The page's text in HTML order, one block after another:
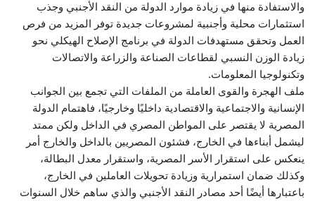
والاستفادة منها في زيادة موارد الدولة من النقد الأجنبي وجذب
استثمارات محلية وأجنبية لمشروعات جديدة توفر المزيد من فرص
العمل وتحقق مستهدفات الدولة في برنامج الإصلاح الهيكلي نحو
زيادة الوزن النسبي لقطاعات الصناعة والزراعة والاتصالات
وتكنولوجيا المعلومات.
ملف الهجرة والقوى العاملة من الملفات التي تجمع بين الجوانب
الإنسانية والاجتماعية والاقتصادية داخليًا وخارجيًا، فاهتمام الدولة
المصرية لا يقتصر على المواطن المصري في الداخل ولكن ممتد
ليشمل أبناءها في الخارج، فشئون المصريين بالداخل والخارج أمر
ينعكس على استقرار الأسر المصرية، واستقرار معدل البطالة،
وكذلك ضمان استمرارية وزيادة تحويلات العاملين في الخارج،
باعتبارها أيضًا أحد مصادر النقد الأجنبي والذي ساهم خلال السنوات